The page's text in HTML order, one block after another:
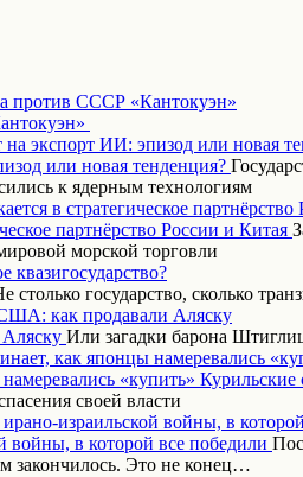
против СССР «Кантокуэн»
экспорт ИИ: эпизод или новая
к ядерным технологиям
в стратегическое
морской торговли
квазигосударство?
столько государство, сколько
как продавали Аляску
Или загадки барона
как японцы намеревались
своей власти
израильской войны, в
закончилось. Это не конец…